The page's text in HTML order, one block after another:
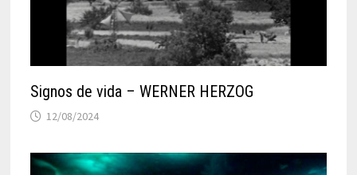
Signos de vida – WERNER HERZOG
12/08/2024